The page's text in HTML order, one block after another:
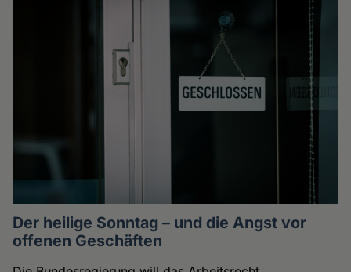
Der heilige Sonntag – und die Angst vor
offenen Geschäften